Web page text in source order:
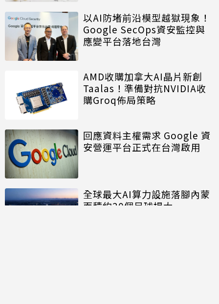
以AI防堵前沿模型越獄現象！
Google SecOps資安監控與
應變平台落地台灣
AMD收購加拿大AI晶片新創
Taalas！準備對抗NVIDIA收
購Groq佈局策略
回應資料主權需求 Google 資
安營運平台正式在台灣啟用
全球最大AI算力設施落腳內蒙
面積約20個足球場大